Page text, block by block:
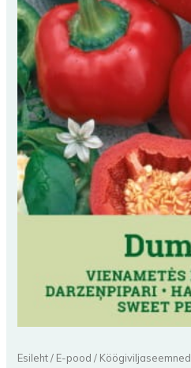
Esileht/ E-pood / Köögiviljaseemned